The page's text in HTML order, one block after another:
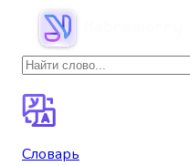
Словарь